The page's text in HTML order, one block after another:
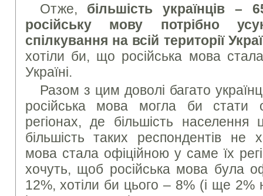
Отже, більшість українців
російську мову потрібно
спілкування на всій території
хотіли би, що російська мова
Україні.
Разом з цим доволі багато
російська мова могла би стати
регіонах, де більшість
більшість таких респондентів не
мова стала офіційною у саме їх
хочуть, щоб російська мова була
12%, хотіли би цього – 8% (і ще 2%